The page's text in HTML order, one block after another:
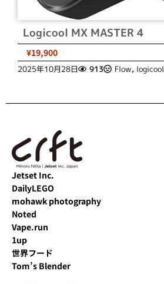
Logicool MX MASTER 4
¥19,900
2025年10月28日 913 Flow, logicool
Jetset Inc.
DailyLEGO
mohawk photography
Noted
Vape.run
1up
世界フード
Tom’s Blender